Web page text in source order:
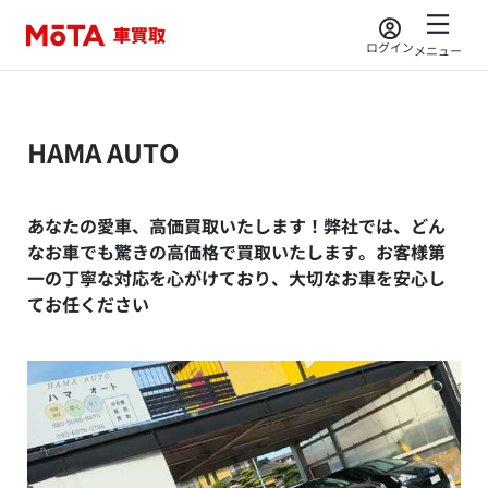
ログインメニュー
HAMA AUTO
あなたの愛車、高価買取いたします！弊社では、どん
なお車でも驚きの高価格で買取いたします。お客様第
一の丁寧な対応を心がけており、大切なお車を安心し
てお任ください